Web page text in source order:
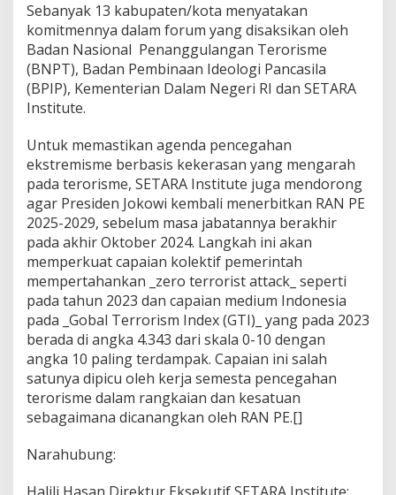
Sebanyak 13 kabupaten/kota menyatakan
komitmennya dalam forum yang disaksikan oleh
Badan Nasional Penanggulangan Terorisme
(BNPT), Badan Pembinaan Ideologi Pancasila
(BPIP), Kementerian Dalam Negeri RI dan SETARA
Institute.
Untuk memastikan agenda pencegahan
ekstremisme berbasis kekerasan yang mengarah
pada terorisme, SETARA Institute juga mendorong
agar Presiden Jokowi kembali menerbitkan RAN PE
2025-2029, sebelum masa jabatannya berakhir
pada akhir Oktober 2024. Langkah ini akan
memperkuat capaian kolektif pemerintah
mempertahankan _zero terrorist attack_ seperti
pada tahun 2023 dan capaian medium Indonesia
pada _Gobal Terrorism Index (GTI)_ yang pada 2023
berada di angka 4.343 dari skala 0-10 dengan
angka 10 paling terdampak. Capaian ini salah
satunya dipicu oleh kerja semesta pencegahan
terorisme dalam rangkaian dan kesatuan
sebagaimana dicanangkan oleh RAN PE.[]
Narahubung: